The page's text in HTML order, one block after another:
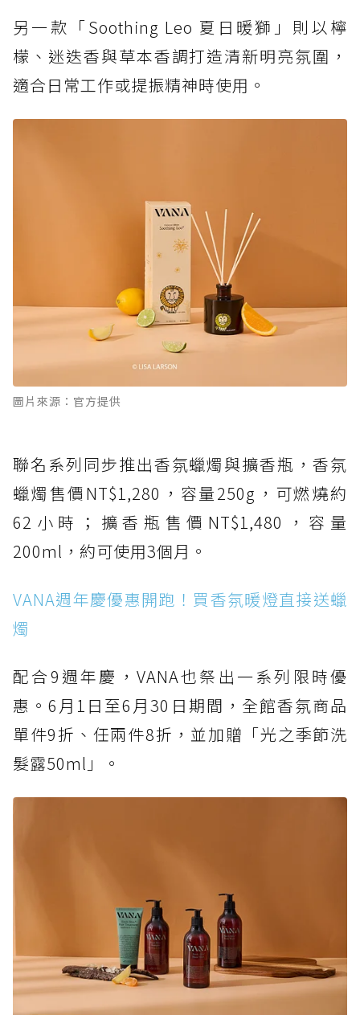
另一款「Soothing Leo 夏日暖獅」則以檸
檬、迷迭香與草本香調打造清新明亮氛圍，
適合日常工作或提振精神時使用。
圖片來源：官方提供
聯名系列同步推出香氛蠟燭與擴香瓶，香氛
蠟燭售價NT$1,280，容量250g，可燃燒約
62小時；擴香瓶售價NT$1,480，容量
200ml，約可使用3個月。
VANA週年慶優惠開跑！買香氛暖燈直接送蠟
燭
配合9週年慶，VANA也祭出一系列限時優
惠。6月1日至6月30日期間，全館香氛商品
單件9折、任兩件8折，並加贈「光之季節洗
髮露50ml」。